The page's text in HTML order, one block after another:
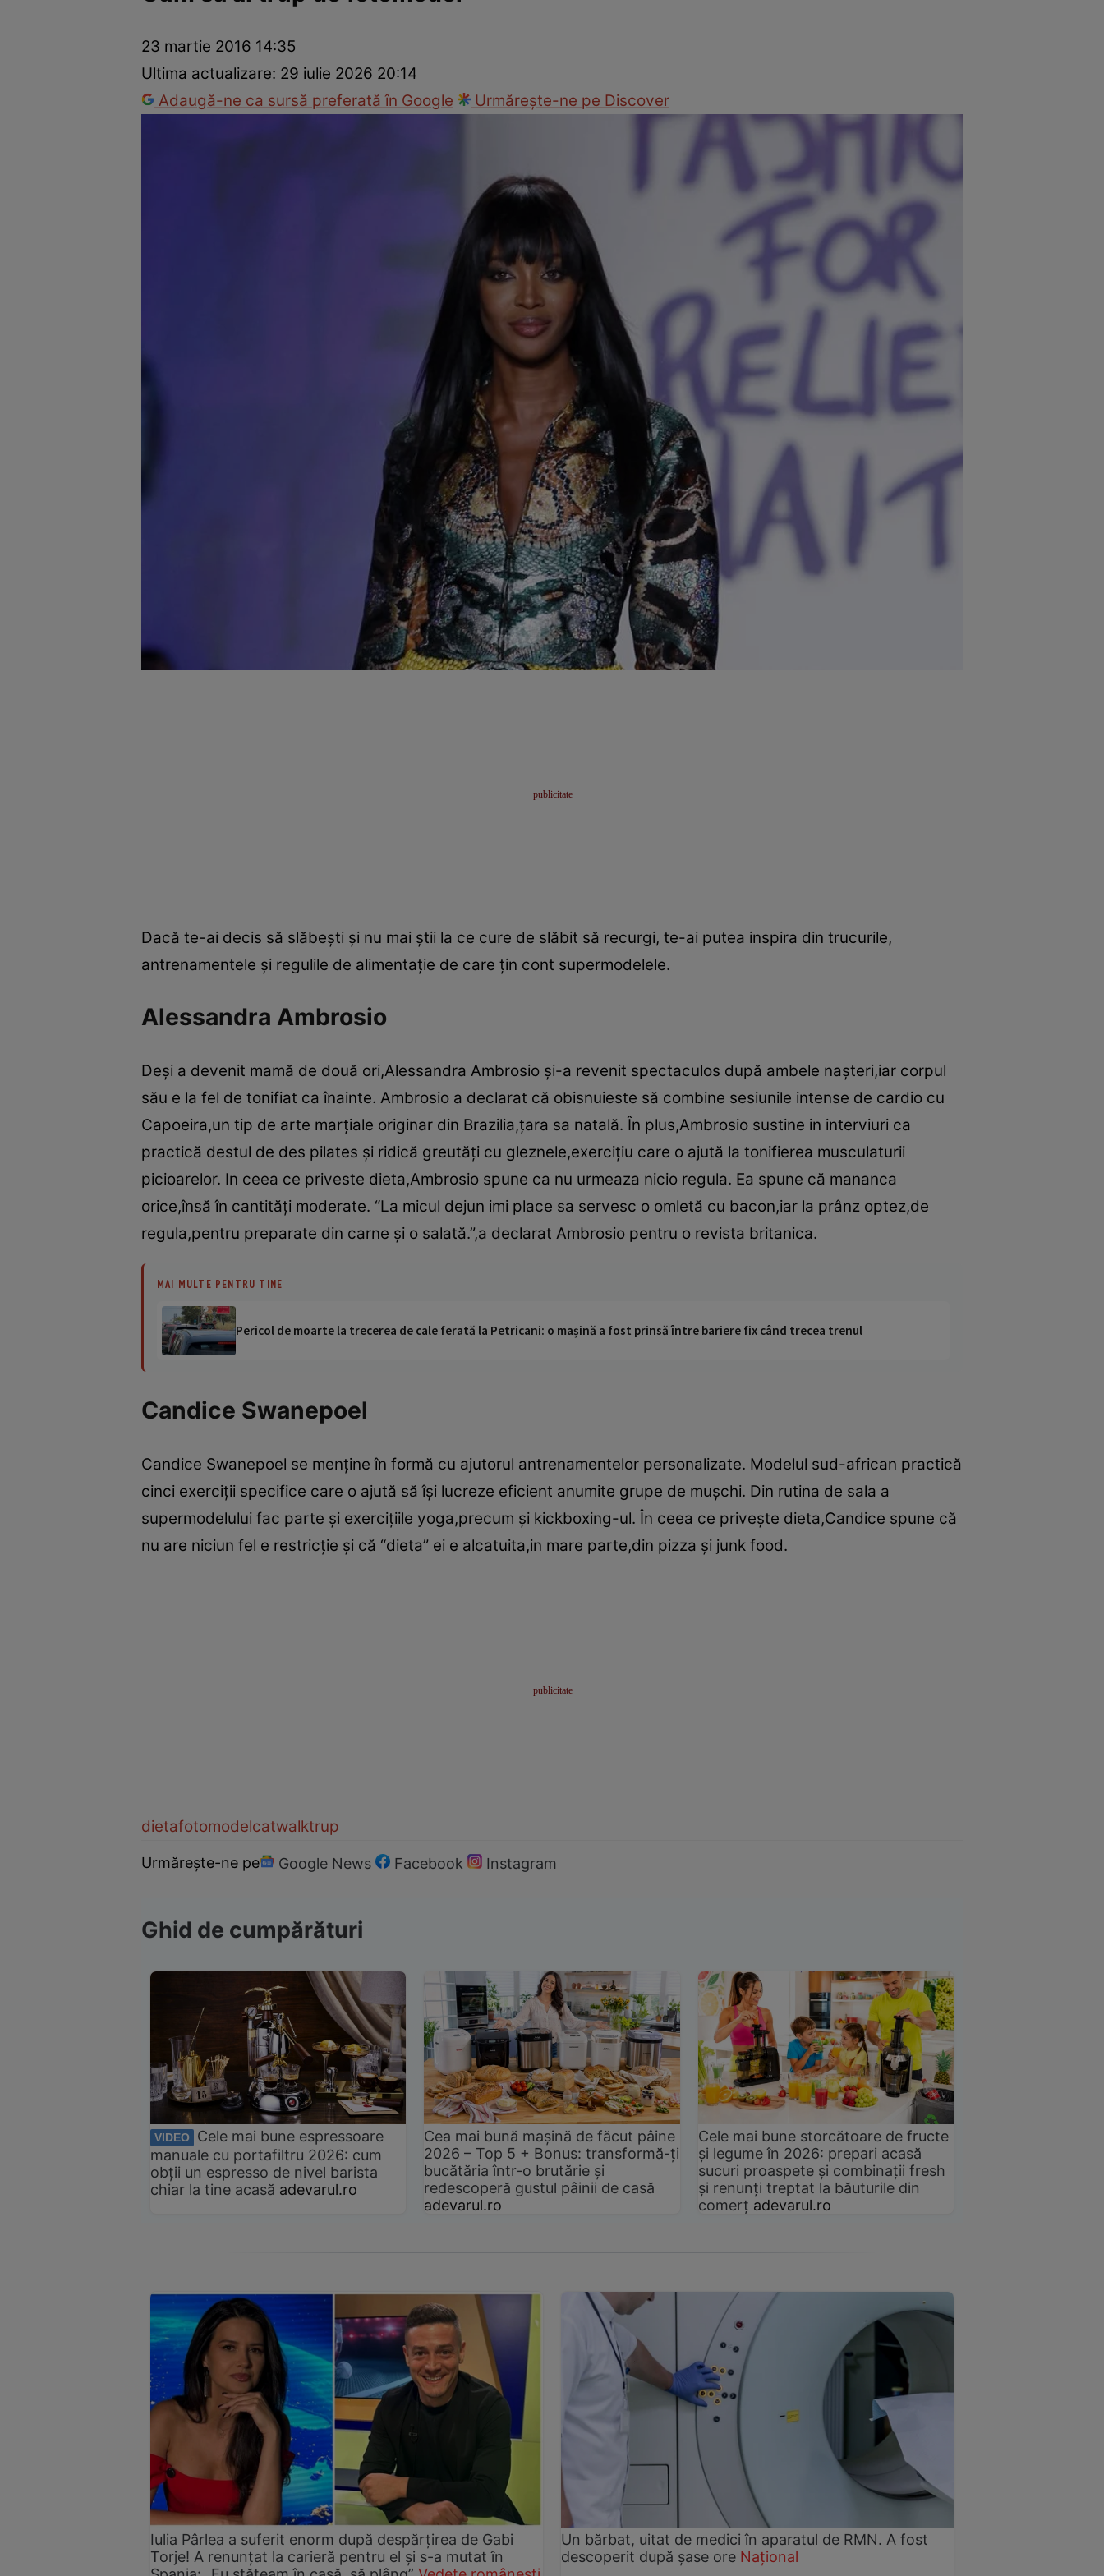
Dezvoltare personalăÎngrijire personalăCasă și grădină
23 martie 2016 14:35
Ultima actualizare: 29 iulie 2026 20:14
Adaugă-ne ca sursă preferată în Google
Urmărește-ne pe Discover
Dacă te-ai decis să slăbeşti şi nu mai ştii la ce cure de slăbit să recurgi, te-ai putea inspira din trucurile,
antrenamentele şi regulile de alimentaţie de care ţin cont supermodelele.
Alessandra Ambrosio
Deşi a devenit mamă de două ori,Alessandra Ambrosio şi-a revenit spectaculos după ambele naşteri,iar corpul
său e la fel de tonifiat ca înainte. Ambrosio a declarat că obisnuieste să combine sesiunile intense de cardio cu
Capoeira,un tip de arte marţiale originar din Brazilia,ţara sa natală. În plus,Ambrosio sustine in interviuri ca
practică destul de des pilates şi ridică greutăţi cu gleznele,exerciţiu care o ajută la tonifierea musculaturii
picioarelor. In ceea ce priveste dieta,Ambrosio spune ca nu urmeaza nicio regula. Ea spune că mananca
orice,însă în cantităţi moderate. “La micul dejun imi place sa servesc o omletă cu bacon,iar la prânz optez,de
regula,pentru preparate din carne şi o salată.”,a declarat Ambrosio pentru o revista britanica.
MAI MULTE PENTRU TINE
Pericol de moarte la trecerea de cale ferată la Petricani: o mașină a fost prinsă între bariere fix când trecea trenul
Candice Swanepoel
Candice Swanepoel se menţine în formă cu ajutorul antrenamentelor personalizate. Modelul sud-african practică
cinci exerciţii specifice care o ajută să îşi lucreze eficient anumite grupe de muşchi. Din rutina de sala a
supermodelului fac parte şi exerciţiile yoga,precum şi kickboxing-ul. În ceea ce priveşte dieta,Candice spune că
nu are niciun fel e restricţie şi că “dieta” ei e alcatuita,in mare parte,din pizza şi junk food.
dietafotomodelcatwalktrup
Urmărește-ne pe Google News Facebook Instagram
Ghid de cumpărături
VIDEO
Cele mai bune espressoare
manuale cu portafiltru 2026: cum
obții un espresso de nivel barista
chiar la tine acasă adevarul.ro
Cea mai bună mașină de făcut pâine
2026 – Top 5 + Bonus: transformă-ți
bucătăria într-o brutărie și
redescoperă gustul pâinii de casă
adevarul.ro
Cele mai bune storcătoare de fructe
și legume în 2026: prepari acasă
sucuri proaspete și combinații fresh
și renunți treptat la băuturile din
comerț adevarul.ro
Iulia Pârlea a suferit enorm după despărțirea de Gabi
Torje! A renunțat la carieră pentru el și s-a mutat în
Un bărbat, uitat de medici în aparatul de RMN. A fost
descoperit după șase ore Național